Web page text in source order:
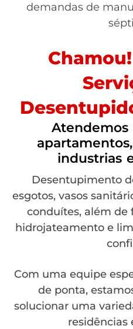
demandas de
Atendemos
industrias
Desentupimento
esgotos, vasos
conduítes, além de
hidrojateamento e
Com uma equipe
de ponta,
solucionar uma
residências